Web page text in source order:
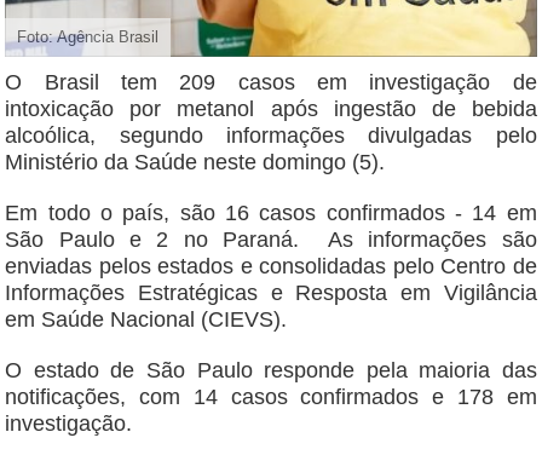
Foto: Agência Brasil
O Brasil tem 209 casos em investigação de
intoxicação por metanol após ingestão de bebida
alcoólica, segundo informações divulgadas pelo
Ministério da Saúde neste domingo (5).
Em todo o país, são 16 casos confirmados - 14 em
São Paulo e 2 no Paraná. As informações são
enviadas pelos estados e consolidadas pelo Centro de
Informações Estratégicas e Resposta em Vigilância
em Saúde Nacional (CIEVS).
O estado de São Paulo responde pela maioria das
notificações, com 14 casos confirmados e 178 em
investigação.